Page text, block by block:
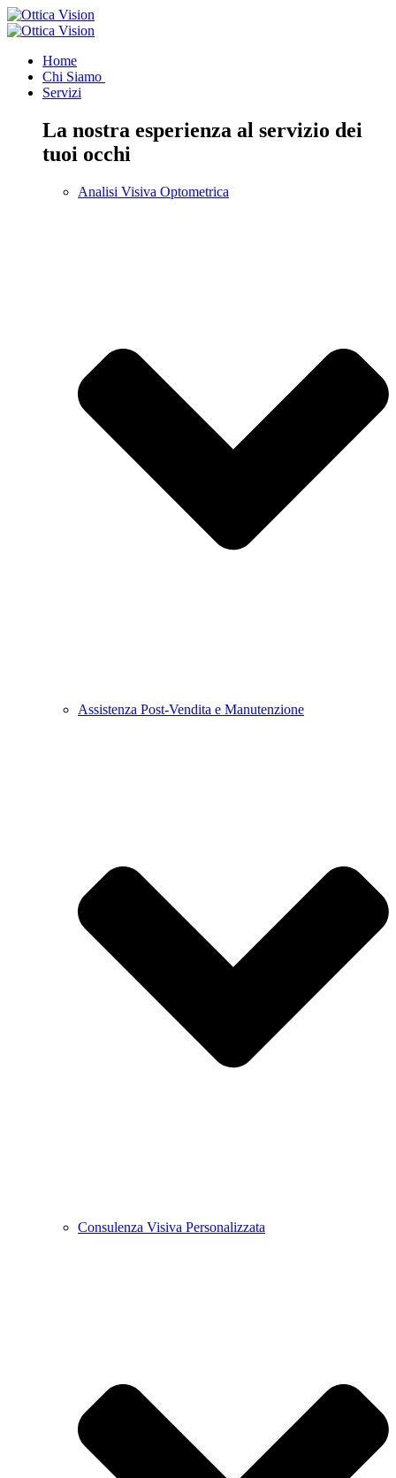
Home
Chi Siamo
Servizi
La nostra esperienza al servizio dei
tuoi occhi
Analisi Visiva Optometrica
Assistenza Post-Vendita e Manutenzione
Consulenza Visiva Personalizzata